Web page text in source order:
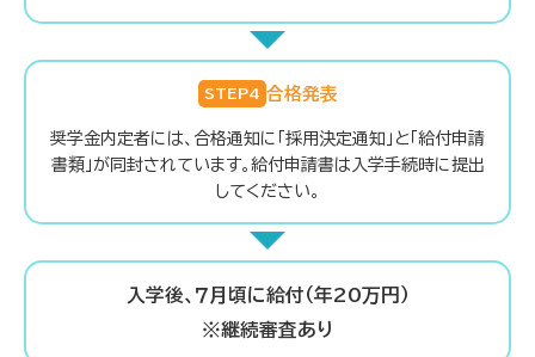
STEP4 合格発表
奨学金内定者には、合格通知に「採用決定通知」と「給付申請
書類」が同封されています。給付申請書は入学手続時に提出
してください。
入学後、７月頃に給付（年20万円）
※継続審査あり